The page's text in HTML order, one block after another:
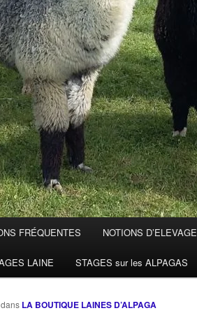
FRÉQUENTES NOTIONS D’ELEVAGE
LAINE STAGES sur les ALPAGAS
LA BOUTIQUE LAINES D’ALPAGA